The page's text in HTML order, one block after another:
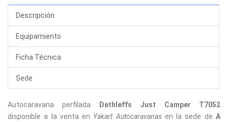
Descripción
Equipamiento
Ficha Técnica
Sede
Autocaravana perfilada Dethleffs Just Camper T7052
disponible a la venta en Yakart Autocaravanasen la sede deA